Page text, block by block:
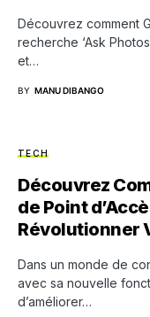
Découvrez comment
recherche ‘Ask
et…
BY MANU DIBANGO
TECH
Découvrez
de Point
Révolutionner
Dans un monde de
avec sa nouvelle
d’améliorer…